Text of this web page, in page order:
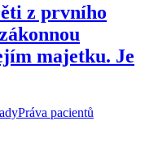
z prvního
majetku. Je
Práva pacientů